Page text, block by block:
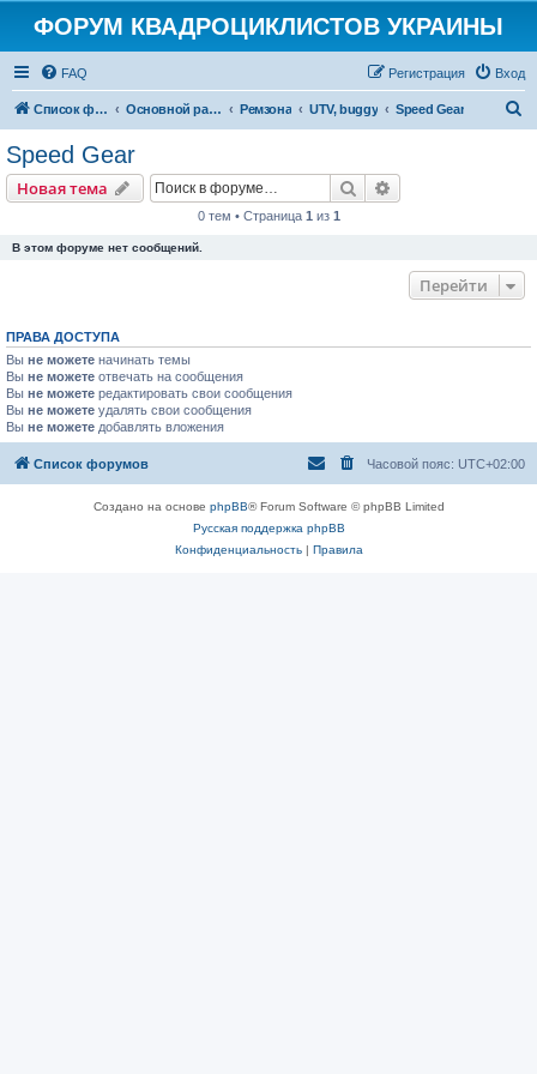
ФОРУМ КВАДРОЦИКЛИСТОВ УКРАИНЫ
FAQ Вход
Регистрация
Список форумов Основной раздел Ремзона UTV, buggy Speed Gear
Speed Gear
Новая тема Поиск
0 тем • Страница 1 из 1
В этом форуме нет сообщений.
Перейти
ПРАВА ДОСТУПА
Вы не можете начинать темы
Вы не можете отвечать на сообщения
Вы не можете редактировать свои сообщения
Вы не можете удалять свои сообщения
Вы не можете добавлять вложения
Список форумов Часовой пояс: UTC+02:00
Создано на основе phpBB® Forum Software © phpBB Limited
Русская поддержка phpBB
Конфиденциальность| Правила